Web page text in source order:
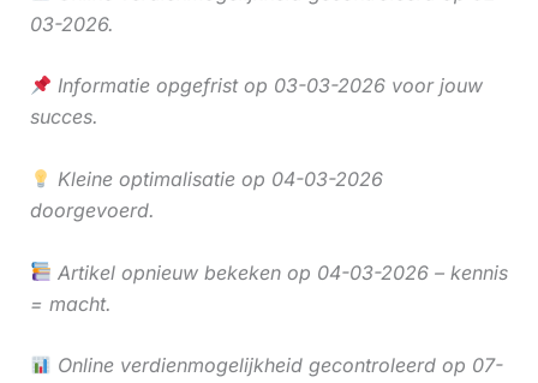
03-2026.
Informatie opgefrist op 03-03-2026 voor jouw
succes.
Kleine optimalisatie op 04-03-2026
doorgevoerd.
Artikel opnieuw bekeken op 04-03-2026 – kennis
= macht.
Online verdienmogelijkheid gecontroleerd op 07-